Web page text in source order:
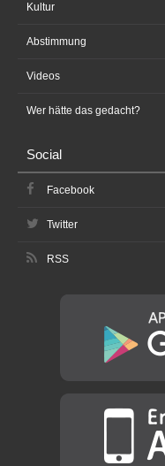
Kultur
Abstimmung
Videos
Wer hätte das gedacht?
Social
Facebook
Twitter
RSS